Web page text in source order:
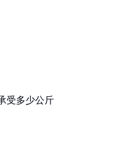
受多少公斤